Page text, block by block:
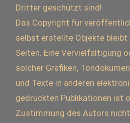
Dritter geschützt sind!
Das Copyright für
selbst erstellte Objekte bleibt
Seiten. Eine Vervielfältigung
solcher Grafiken,
und Texte in anderen
gedruckten Publikationen ist
Zustimmung des Autors